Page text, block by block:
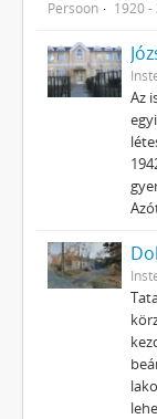
Persoon 1920 -
Az